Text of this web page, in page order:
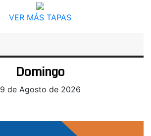
VER MÁS TAPAS
Domingo
9 de Agosto de 2026